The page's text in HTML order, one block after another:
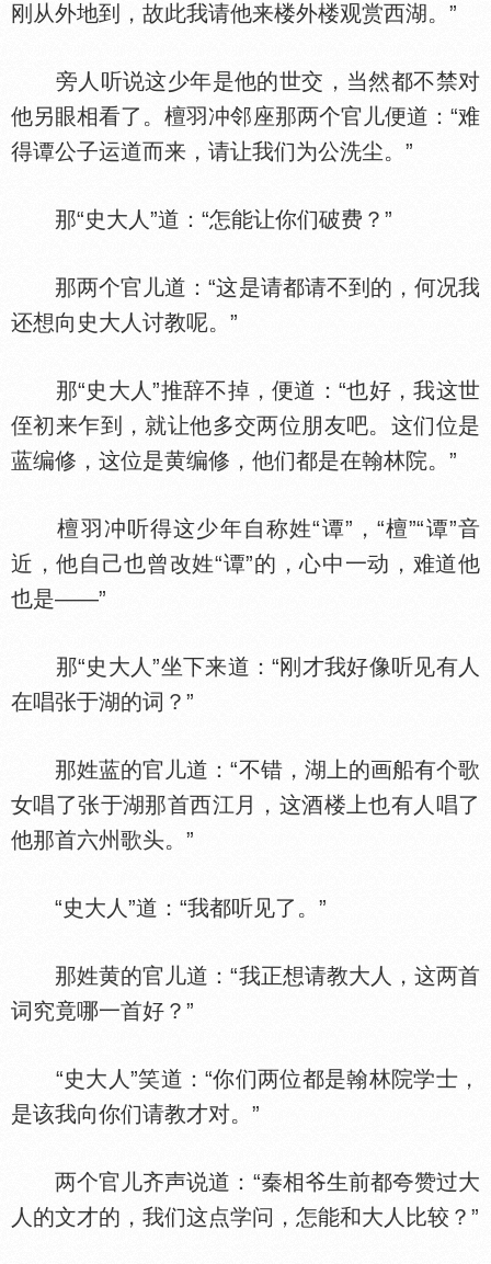
刚从外地到，故此我请他来楼外楼观赏西湖。”
旁人听说这少年是他的世交，当然都不禁对
他另眼相看了。檀羽冲邻座那两个官儿便道：“难
得谭公子运道而来，请让我们为公洗尘。”
那“史大人”道：“怎能让你们破费？”
那两个官儿道：“这是请都请不到的，何况我
还想向史大人讨教呢。”
那“史大人”推辞不掉，便道：“也好，我这世
侄初来乍到，就让他多交两位朋友吧。这们位是
蓝编修，这位是黄编修，他们都是在翰林院。”
檀羽冲听得这少年自称姓“谭”，“檀”“谭”音
近，他自己也曾改姓“谭”的，心中一动，难道他
也是——”
那“史大人”坐下来道：“刚才我好像听见有人
在唱张于湖的词？”
那姓蓝的官儿道：“不错，湖上的画船有个歌
女唱了张于湖那首西江月，这酒楼上也有人唱了
他那首六州歌头。”
“史大人”道：“我都听见了。”
那姓黄的官儿道：“我正想请教大人，这两首
词究竟哪一首好？”
“史大人”笑道：“你们两位都是翰林院学士，
是该我向你们请教才对。”
两个官儿齐声说道：“秦相爷生前都夸赞过大
人的文才的，我们这点学问，怎能和大人比较？”